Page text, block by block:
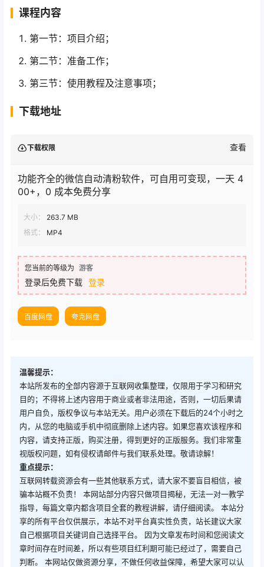
课程内容
第一节：项目介绍；
第二节：准备工作；
第三节：使用教程及注意事项；
下载地址
下载权限 查看
功能齐全的微信自动清粉软件，可自用可变现，一天 4
00+，0 成本免费分享
大小：
263.7 MB
格式：
MP4
您当前的等级为 游客
登录后免费下载 登录
百度网盘 夸克网盘
温馨提示：
本站所发布的全部内容源于互联网收集整理，仅限用于学习和研究
目的；不得将上述内容用于商业或者非法用途，否则，一切后果请
用户自负，版权争议与本站无关。用户必须在下载后的24个小时之
内，从您的电脑或手机中彻底删除上述内容。如果您喜欢该程序和
内容，请支持正版，购买注册，得到更好的正版服务。我们非常重
视版权问题，如有侵权请邮件与我们联系处理。敬请谅解！
重点提示：
互联网转载资源会有一些其他联系方式，请大家不要盲目相信，被
骗本站概不负责！ 本网站部分内容只做项目揭秘，无法一对一教学
指导，每篇文章内都含项目全套的教程讲解，请仔细阅读。 本站分
享的所有平台仅供展示，本站不对平台真实性负责，站长建议大家
自己根据项目关键词自己选择平台。 因为文章发布时间和您阅读文
章时间存在时间差，所以有些项目红利期可能已经过了，需要自己
判断。 本网站仅做资源分享，不做任何收益保障，希望大家可以认